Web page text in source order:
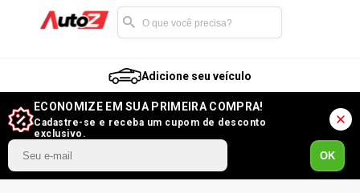
Adicione seu veículo
ECONOMIZE EM SUA PRIMEIRA COMPRA!
Cadastre-se e receba um cupom de desconto
exclusivo.
OK